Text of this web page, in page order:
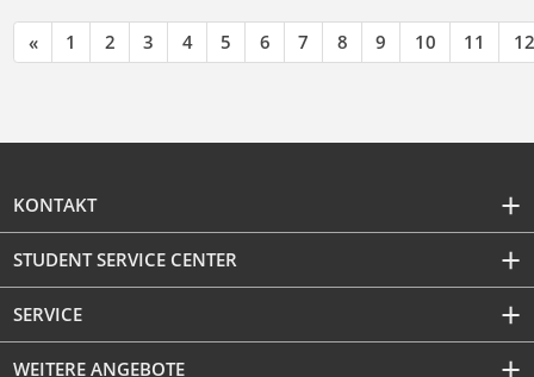
« 1 2 3 4 5 6 7 8 9 10 11 12
KONTAKT
STUDENT SERVICE CENTER
SERVICE
WEITERE ANGEBOTE